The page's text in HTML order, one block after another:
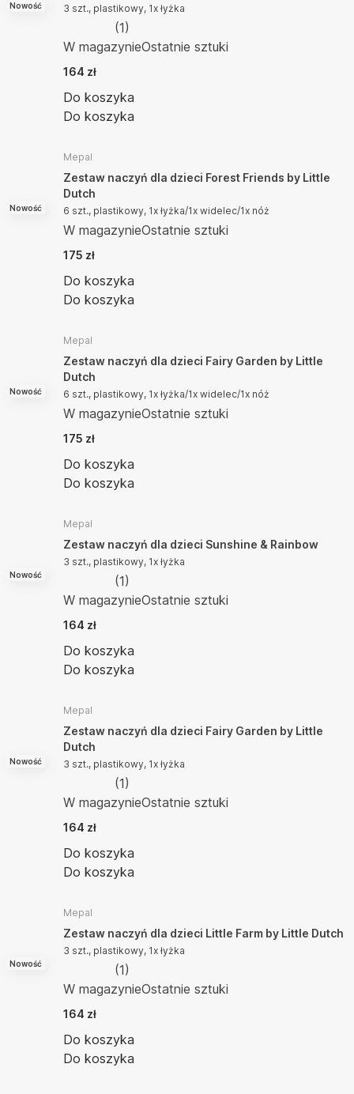
Nowość 3 szt., plastikowy, 1x łyżka
(1)
W magazynieOstatnie sztuki
164 zł
Do koszyka
Do koszyka
Nowość
Mepal
Zestaw naczyń dla dzieci Forest Friends by Little
Dutch
6 szt., plastikowy, 1x łyżka/1x widelec/1x nóż
W magazynieOstatnie sztuki
175 zł
Do koszyka
Do koszyka
Nowość
Mepal
Zestaw naczyń dla dzieci Fairy Garden by Little
Dutch
6 szt., plastikowy, 1x łyżka/1x widelec/1x nóż
W magazynieOstatnie sztuki
175 zł
Do koszyka
Do koszyka
Nowość
Mepal
Zestaw naczyń dla dzieci Sunshine & Rainbow
3 szt., plastikowy, 1x łyżka
(1)
W magazynieOstatnie sztuki
164 zł
Do koszyka
Do koszyka
Nowość
Mepal
Zestaw naczyń dla dzieci Fairy Garden by Little
Dutch
3 szt., plastikowy, 1x łyżka
(1)
W magazynieOstatnie sztuki
164 zł
Do koszyka
Do koszyka
Nowość
Mepal
Zestaw naczyń dla dzieci Little Farm by Little Dutch
3 szt., plastikowy, 1x łyżka
(1)
W magazynieOstatnie sztuki
164 zł
Do koszyka
Do koszyka